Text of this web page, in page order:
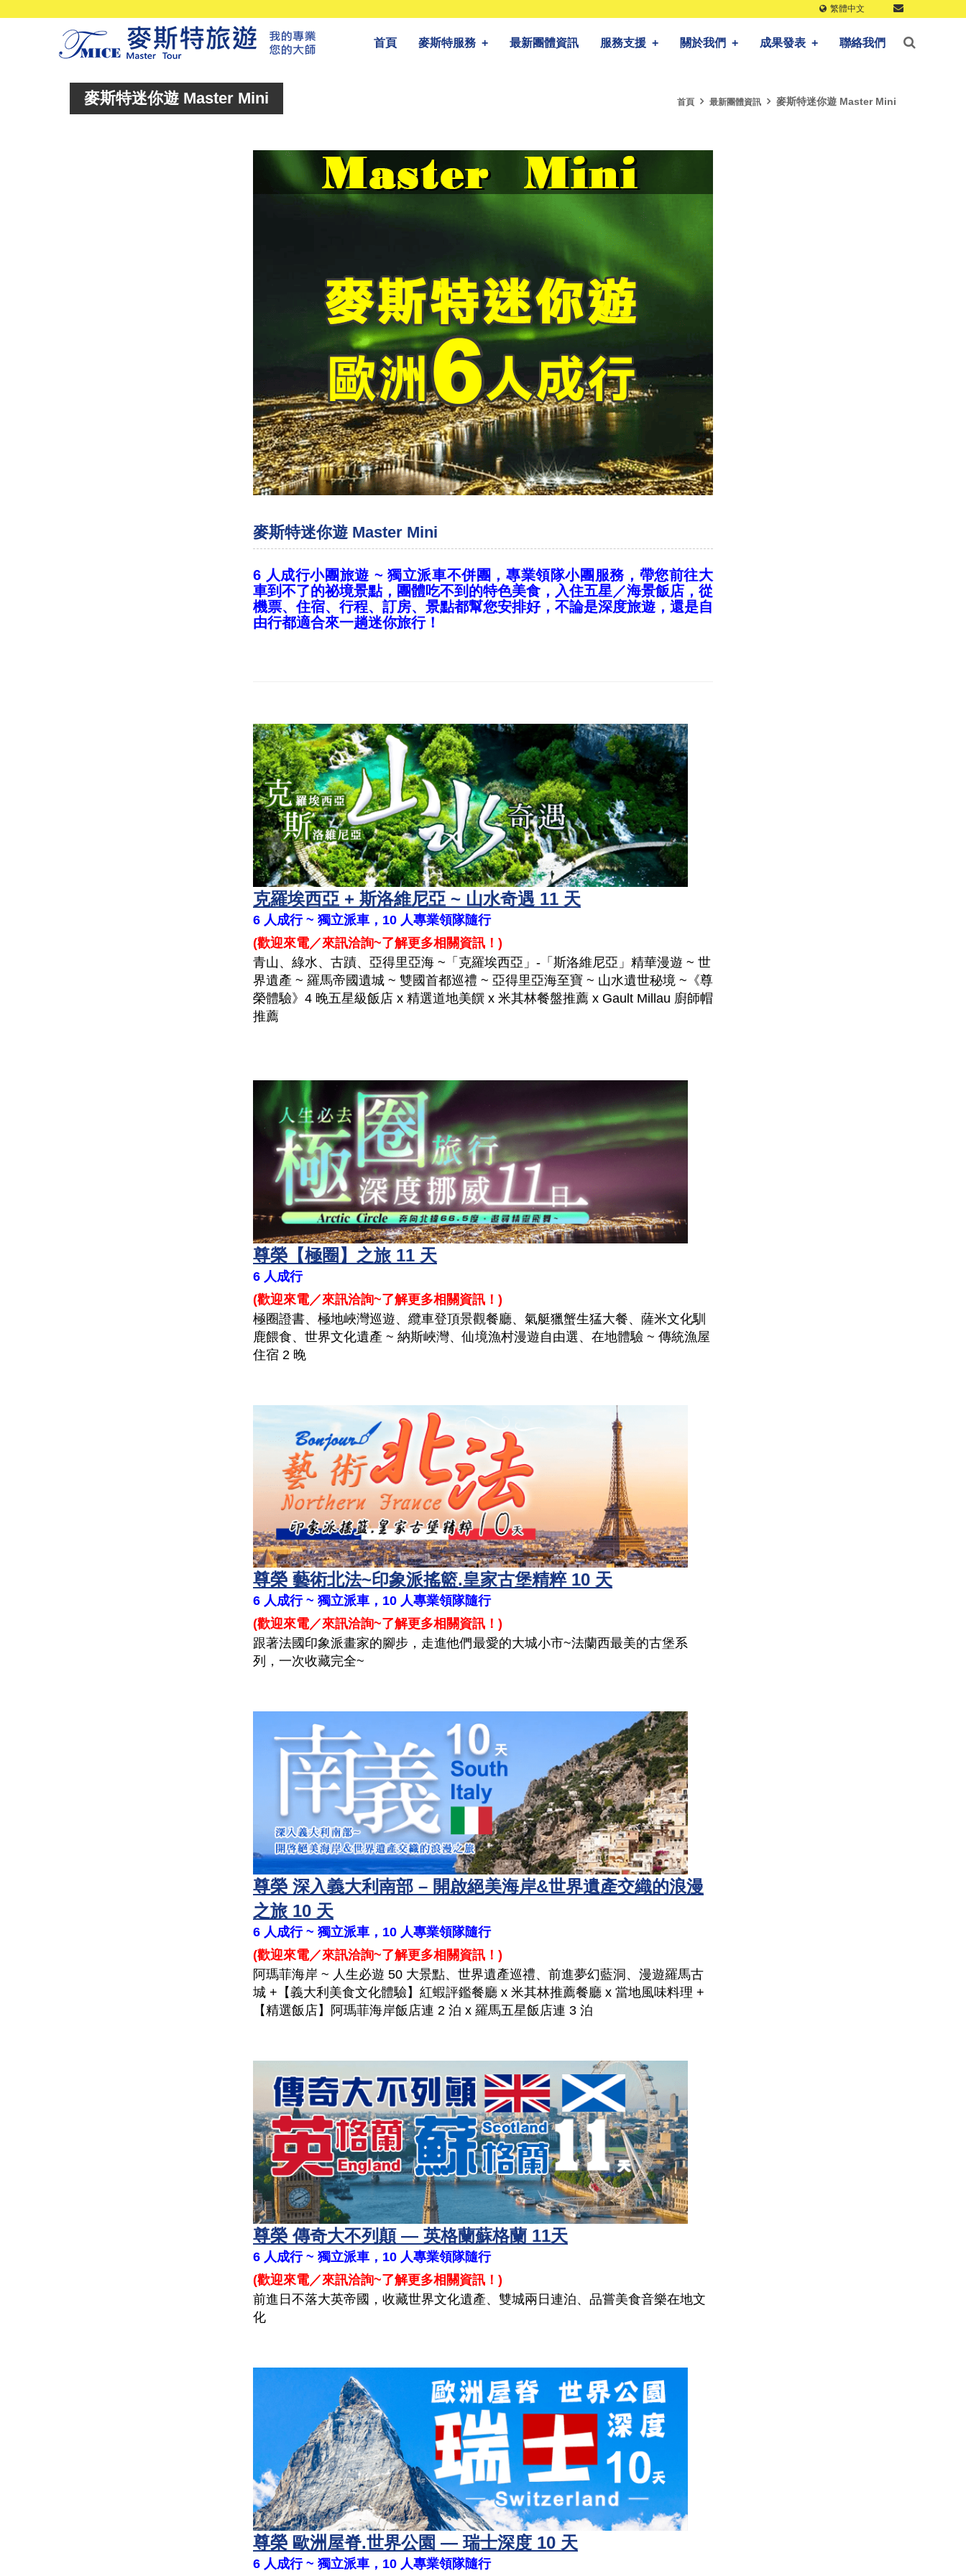
繁體中文
首頁 麥斯特服務 + 最新團體資訊 服務支援 + 關於我們 + 成果發表 + 聯絡我們
麥斯特迷你遊 Master Mini 首頁 最新團體資訊 麥斯特迷你遊 Master Mini
麥斯特迷你遊 Master Mini
6 人成行小團旅遊 ~ 獨立派車不併團，專業領隊小團服務，帶您前往大
車到不了的祕境景點，團體吃不到的特色美食，入住五星／海景飯店，從
機票、住宿、行程、訂房、景點都幫您安排好，不論是深度旅遊，還是自
由行都適合來一趟迷你旅行！
克羅埃西亞 + 斯洛維尼亞 ~ 山水奇遇 11 天
6 人成行 ~ 獨立派車，10 人專業領隊隨行
(歡迎來電／來訊洽詢~了解更多相關資訊！ )
青山、綠水、古蹟、亞得里亞海 ~「克羅埃西亞」-「斯洛維尼亞」精華漫遊 ~ 世
界遺產 ~ 羅馬帝國遺城 ~ 雙國首都巡禮 ~ 亞得里亞海至寶 ~ 山水遺世秘境 ~《尊
榮體驗》4 晚五星級飯店 x 精選道地美饌 x 米其林餐盤推薦 x Gault Millau 廚師帽
推薦
尊榮【極圈】之旅 11 天
6 人成行
(歡迎來電／來訊洽詢~了解更多相關資訊！ )
極圈證書、極地峽灣巡遊、纜車登頂景觀餐廳、氣艇獵蟹生猛大餐、薩米文化馴
鹿餵食、世界文化遺產 ~ 納斯峽灣、仙境漁村漫遊自由選、在地體驗 ~ 傳統漁屋
住宿 2 晚
尊榮 藝術北法~印象派搖籃.皇家古堡精粹 10 天
6 人成行 ~ 獨立派車，10 人專業領隊隨行
(歡迎來電／來訊洽詢~了解更多相關資訊！ )
跟著法國印象派畫家的腳步，走進他們最愛的大城小市~法蘭西最美的古堡系
列，一次收藏完全~
尊榮 深入義大利南部 – 開啟絕美海岸&世界遺產交織的浪漫
之旅 10 天
6 人成行 ~ 獨立派車，10 人專業領隊隨行
(歡迎來電／來訊洽詢~了解更多相關資訊！ )
阿瑪菲海岸 ~ 人生必遊 50 大景點、世界遺產巡禮、前進夢幻藍洞、漫遊羅馬古
城 +【義大利美食文化體驗】紅蝦評鑑餐廳 x 米其林推薦餐廳 x 當地風味料理 +
【精選飯店】阿瑪菲海岸飯店連 2 泊 x 羅馬五星飯店連 3 泊
尊榮 傳奇大不列顛 — 英格蘭蘇格蘭 11天
6 人成行 ~ 獨立派車，10 人專業領隊隨行
(歡迎來電／來訊洽詢~了解更多相關資訊！ )
前進日不落大英帝國，收藏世界文化遺產、雙城兩日連泊、品嘗美食音樂在地文
化
尊榮 歐洲屋脊.世界公園 — 瑞士深度 10 天
6 人成行 ~ 獨立派車，10 人專業領隊隨行